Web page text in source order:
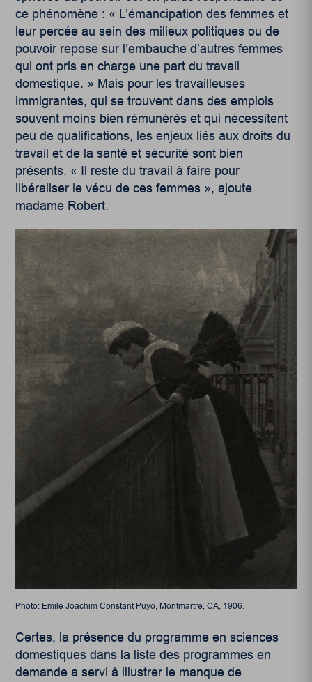
ce phénomène : « L’émancipation des femmes et
leur percée au sein des milieux politiques ou de
pouvoir repose sur l’embauche d’autres femmes
qui ont pris en charge une part du travail
domestique. » Mais pour les travailleuses
immigrantes, qui se trouvent dans des emplois
souvent moins bien rémunérés et qui nécessitent
peu de qualifications, les enjeux liés aux droits du
travail et de la santé et sécurité sont bien
présents. « Il reste du travail à faire pour
libéraliser le vécu de ces femmes », ajoute
madame Robert.
Photo: Emile Joachim Constant Puyo, Montmartre, CA, 1906.
Certes, la présence du programme en sciences
domestiques dans la liste des programmes en
demande a servi à illustrer le manque de